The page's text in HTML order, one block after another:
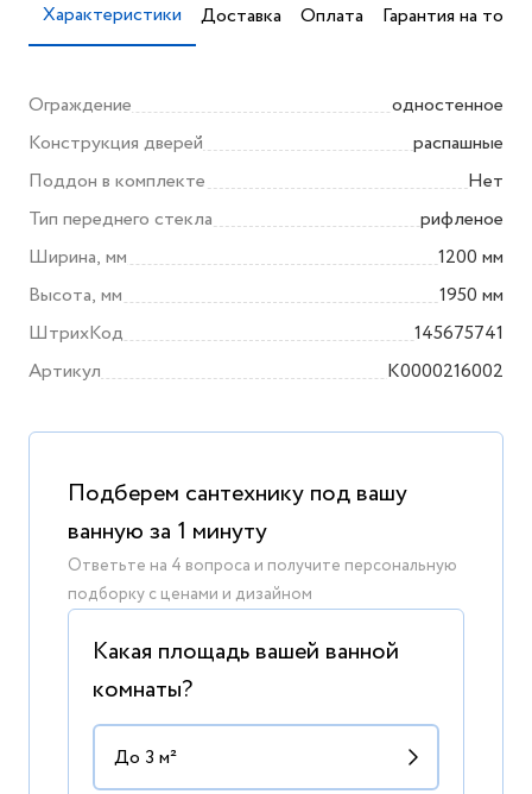
Характеристики Доставка Оплата Гарантия на товар
Ограждение
одностенное
Конструкция дверей
распашные
Поддон в комплекте
Нет
Тип переднего стекла
рифленое
Ширина, мм
1200 мм
Высота, мм
1950 мм
ШтрихКод
145675741
Артикул
K0000216002
Подберем сантехнику под вашу
ванную за 1 минуту
Ответьте на 4 вопроса и получите персональную
подборку с ценами и дизайном
Какая площадь вашей ванной
комнаты?